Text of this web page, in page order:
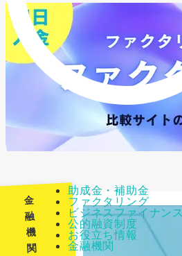
助成金・補助金
ファクタリング
ビジネスファイナンス
公的融資制度
お役立ち情報
金融機関
金
融
機
関